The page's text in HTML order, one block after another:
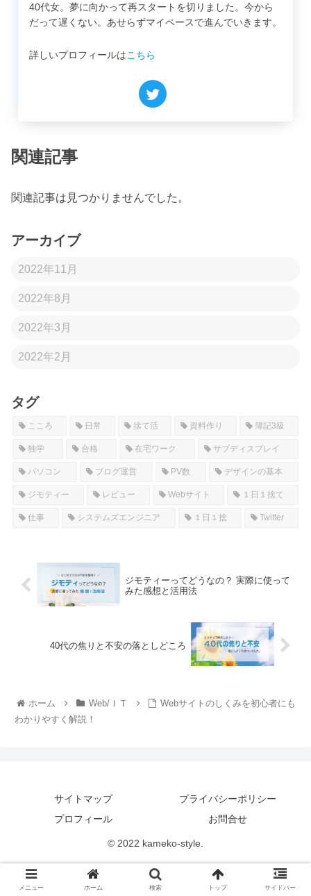
40代女。夢に向かって再スタートを切りました。今から
だって遅くない。あせらずマイペースで進んでいきます。
詳しいプロフィールはこちら
関連記事
関連記事は見つかりませんでした。
アーカイブ
2022年11月
2022年8月
2022年3月
2022年2月
タグ
こころ 日常 捨て活 資料作り 簿記3級
独学 合格 在宅ワーク サブディスプレイ
パソコン ブログ運営 PV数 デザインの基本
ジモティー レビュー Webサイト １日１捨て
仕事 システムズエンジニア １日１捨 Twitter
ジモティーってどうなの？ 実際に使って
みた感想と活用法
40代の焦りと不安の落としどころ
ホーム Web/ＩＴ
Webサイトのしくみを初心者にも
わかりやすく解説！
サイトマップ
プライバシーポリシー
プロフィール
お問合せ
© 2022 kameko-style.
メニュー ホーム 検索 トップ サイドバー